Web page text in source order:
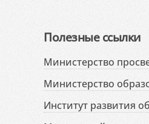
Полезные ссылки
Министерство
Министерство
Институт развития